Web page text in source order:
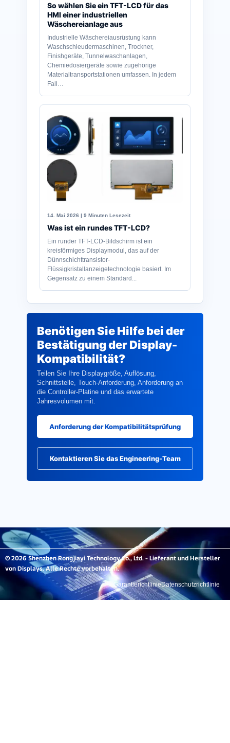
So wählen Sie ein TFT-LCD für das
HMI einer industriellen
Wäschereianlage aus
Industrielle Wäschereiausrüstung kann
Waschschleudermaschinen, Trockner,
Finishgeräte, Tunnelwaschanlagen,
Chemiedosiergeräte sowie zugehörige
Materialtransportstationen umfassen. In jedem
Fall…
14. Mai 2026 | 9 Minuten Lesezeit
Was ist ein rundes TFT-LCD?
Ein runder TFT-LCD-Bildschirm ist ein
kreisförmiges Displaymodul, das auf der
Dünnschichttransistor-
Flüssigkristallanzeigetechnologie basiert. Im
Gegensatz zu einem Standard...
Benötigen Sie Hilfe bei der
Bestätigung der Display-
Kompatibilität?
Teilen Sie Ihre Displaygröße, Auflösung,
Schnittstelle, Touch-Anforderung, Anforderung an
die Controller-Platine und das erwartete
Jahresvolumen mit.
Anforderung der Kompatibilitätsprüfung
Kontaktieren Sie das Engineering-Team
© 2026 Shenzhen Rongjiayi Technology Co., Ltd. - Lieferant und Hersteller
von Displays. Alle Rechte vorbehalten.
Datenschutzrichtlinie
Garantierichtlinie